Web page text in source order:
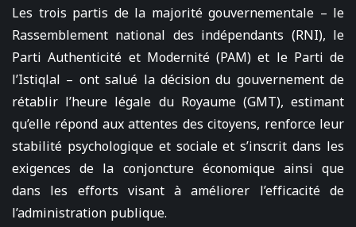
Les trois partis de la majorité gouvernementale – le
Rassemblement national des indépendants (RNI), le
Parti Authenticité et Modernité (PAM) et le Parti de
l’Istiqlal – ont salué la décision du gouvernement de
rétablir l’heure légale du Royaume (GMT), estimant
qu’elle répond aux attentes des citoyens, renforce leur
stabilité psychologique et sociale et s’inscrit dans les
exigences de la conjoncture économique ainsi que
dans les efforts visant à améliorer l’efficacité de
l’administration publique.